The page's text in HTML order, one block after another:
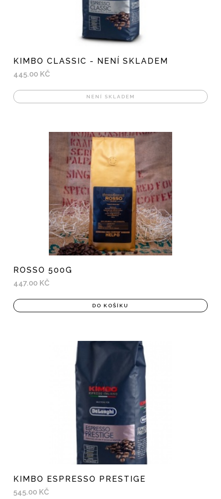
KIMBO CLASSIC - NENÍ SKLADEM
445.00 KČ
NENÍ SKLADEM
ROSSO 500G
447.00 KČ
DO KOŠÍKU
KIMBO ESPRESSO PRESTIGE
545.00 KČ